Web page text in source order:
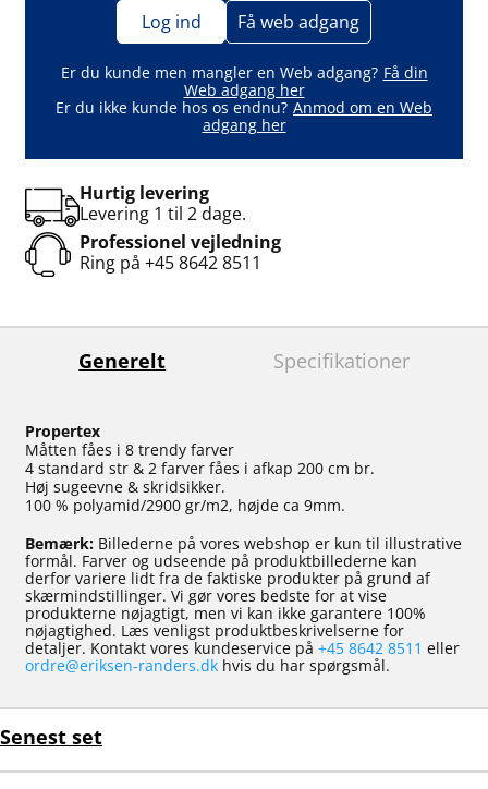
Log ind Få web adgang
Er du kunde men mangler en Web adgang? Få din
Web adgang her
Er du ikke kunde hos os endnu? Anmod om en Web
adgang her
Hurtig levering
Levering 1 til 2 dage.
Professionel vejledning
Ring på +45 8642 8511
Generelt Specifikationer
Propertex
Måtten fåes i 8 trendy farver
4 standard str & 2 farver fåes i afkap 200 cm br.
Høj sugeevne & skridsikker.
100 % polyamid/2900 gr/m2, højde ca 9mm.
Bemærk: Billederne på vores webshop er kun til illustrative
formål. Farver og udseende på produktbillederne kan
derfor variere lidt fra de faktiske produkter på grund af
skærmindstillinger. Vi gør vores bedste for at vise
produkterne nøjagtigt, men vi kan ikke garantere 100%
nøjagtighed. Læs venligst produktbeskrivelserne for
detaljer. Kontakt vores kundeservice på +45 8642 8511 eller
ordre@eriksen-randers.dk hvis du har spørgsmål.
Senest set